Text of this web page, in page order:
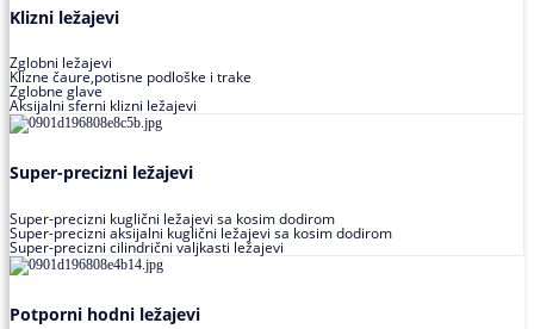
Klizni ležajevi
Zglobni ležajevi
Klizne čaure,potisne podloške i trake
Zglobne glave
Aksijalni sferni klizni ležajevi
Super-precizni ležajevi
Super-precizni kuglični ležajevi sa kosim dodirom
Super-precizni aksijalni kuglični ležajevi sa kosim dodirom
Super-precizni cilindrični valjkasti ležajevi
Potporni hodni ležajevi